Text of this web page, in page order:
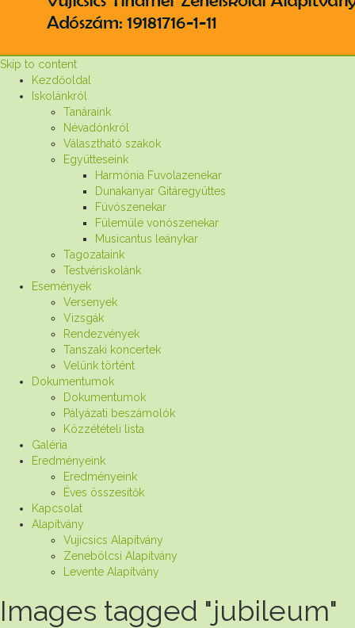
Skip to content
Kezdőoldal
Iskolánkról
Tanáraink
Névadónkról
Választható szakok
Együtteseink
Harmónia Fuvolazenekar
Dunakanyar Gitáregyüttes
Fúvószenekar
Fülemüle vonószenekar
Musicantus leánykar
Tagozataink
Testvériskolánk
Események
Versenyek
Vizsgák
Rendezvények
Tanszaki koncertek
Velünk történt
Dokumentumok
Dokumentumok
Pályázati beszámolók
Közzétételi lista
Galéria
Eredményeink
Eredményeink
Éves összesítők
Kapcsolat
Alapítvány
Vujicsics Alapítvány
Zenebölcsi Alapítvány
Levente Alapítvány
Images tagged "jubileum"